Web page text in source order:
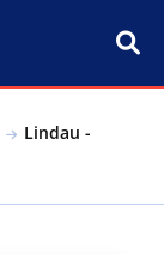
Lindau -